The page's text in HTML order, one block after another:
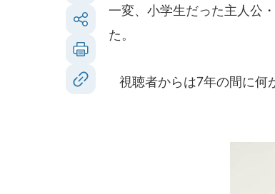
一変、小学生だった主人公
た。
視聴者からは7年の間に何